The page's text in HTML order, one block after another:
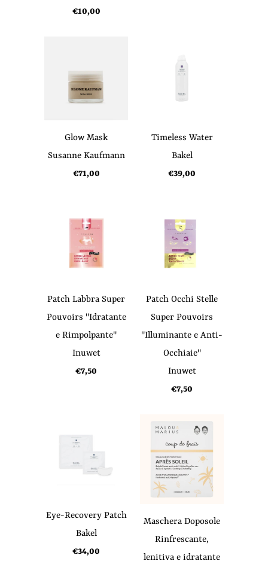
€10,00
Glow Mask
Susanne Kaufmann
€71,00
Timeless Water
Bakel
€39,00
Patch Labbra Super
Pouvoirs "Idratante
e Rimpolpante"
Inuwet
€7,50
Patch Occhi Stelle
Super Pouvoirs
"Illuminante e Anti-
Occhiaie"
Inuwet
€7,50
Eye-Recovery Patch
Bakel
€34,00
Maschera Doposole
Rinfrescante,
lenitiva e idratante